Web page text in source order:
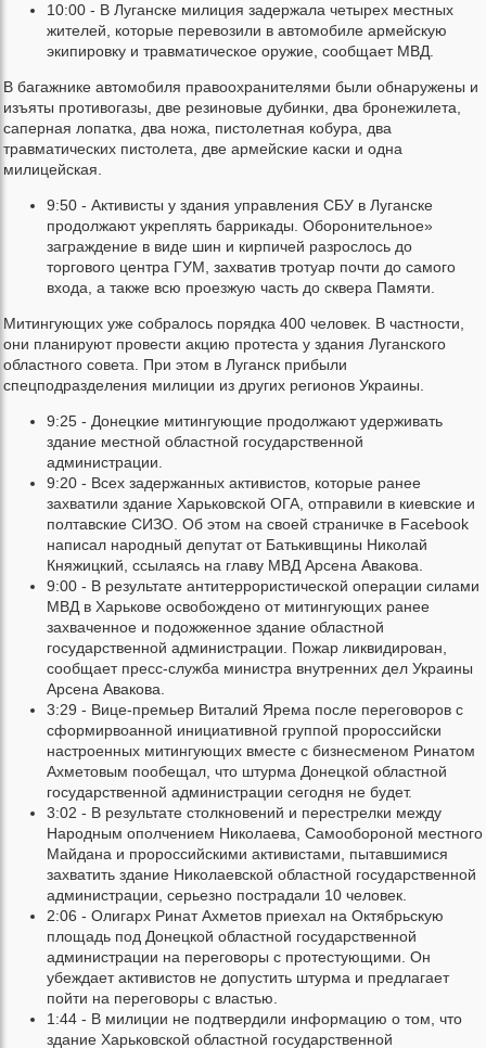
10:00 - В Луганске милиция задержала четырех местных
жителей, которые перевозили в автомобиле армейскую
экипировку и травматическое оружие, сообщает МВД.
В багажнике автомобиля правоохранителями были обнаружены и
изъяты противогазы, две резиновые дубинки, два бронежилета,
саперная лопатка, два ножа, пистолетная кобура, два
травматических пистолета, две армейские каски и одна
милицейская.
9:50 - Активисты у здания управления СБУ в Луганске
продолжают укреплять баррикады. Оборонительное»
заграждение в виде шин и кирпичей разрослось до
торгового центра ГУМ, захватив тротуар почти до самого
входа, а также всю проезжую часть до сквера Памяти.
Митингующих уже собралось порядка 400 человек. В частности,
они планируют провести акцию протеста у здания Луганского
областного совета. При этом в Луганск прибыли
спецподразделения милиции из других регионов Украины.
9:25 - Донецкие митингующие продолжают удерживать
здание местной областной государственной
администрации.
9:20 - Всех задержанных активистов, которые ранее
захватили здание Харьковской ОГА, отправили в киевские и
полтавские СИЗО. Об этом на своей страничке в Facebook
написал народный депутат от Батькивщины Николай
Княжицкий, ссылаясь на главу МВД Арсена Авакова.
9:00 - В результате антитеррористической операции силами
МВД в Харькове освобождено от митингующих ранее
захваченное и подожженное здание областной
государственной администрации. Пожар ликвидирован,
сообщает пресс-служба министра внутренних дел Украины
Арсена Авакова.
3:29 - Вице-премьер Виталий Ярема после переговоров с
сформирвоанной инициативной группой пророссийски
настроенных митингующих вместе с бизнесменом Ринатом
Ахметовым пообещал, что штурма Донецкой областной
государственной администрации сегодня не будет.
3:02 - В результате столкновений и перестрелки между
Народным ополчением Николаева, Самообороной местного
Майдана и пророссийскими активистами, пытавшимися
захватить здание Николаевской областной государственной
администрации, серьезно пострадали 10 человек.
2:06 - Олигарх Ринат Ахметов приехал на Октябрьскую
площадь под Донецкой областной государственной
администрации на переговоры с протестующими. Он
убеждает активистов не допустить штурма и предлагает
пойти на переговоры с властью.
1:44 - В милиции не подтвердили информацию о том, что
здание Харьковской областной государственной